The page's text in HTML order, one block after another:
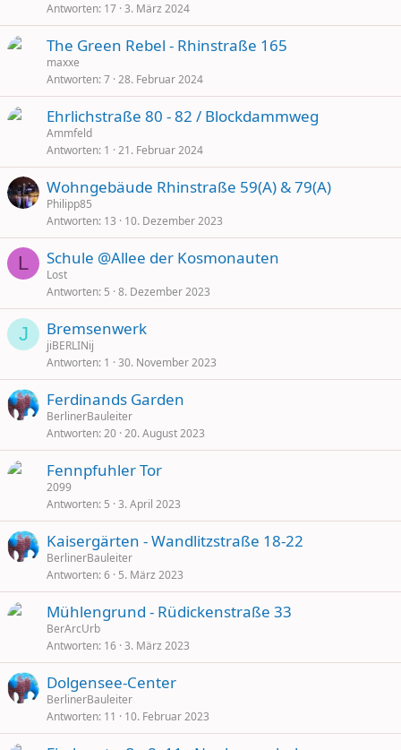
Antworten 17 3. März 2024
The Green Rebel - Rhinstraße 165
maxxe
Antworten 7 28. Februar 2024
Ehrlichstraße 80 - 82 / Blockdammweg
Ammfeld
Antworten 1 21. Februar 2024
Wohngebäude Rhinstraße 59(A) & 79(A)
Philipp85
Antworten 13 10. Dezember 2023
L Schule @Allee der Kosmonauten
Lost
Antworten 5 8. Dezember 2023
J Bremsenwerk
jiBERLINij
Antworten 1 30. November 2023
Ferdinands Garden
BerlinerBauleiter
Antworten 20 20. August 2023
Fennpfuhler Tor
2099
Antworten 5 3. April 2023
Kaisergärten - Wandlitzstraße 18-22
BerlinerBauleiter
Antworten 6 5. März 2023
Mühlengrund - Rüdickenstraße 33
BerArcUrb
Antworten 16 3. März 2023
Dolgensee-Center
BerlinerBauleiter
Antworten 11 10. Februar 2023